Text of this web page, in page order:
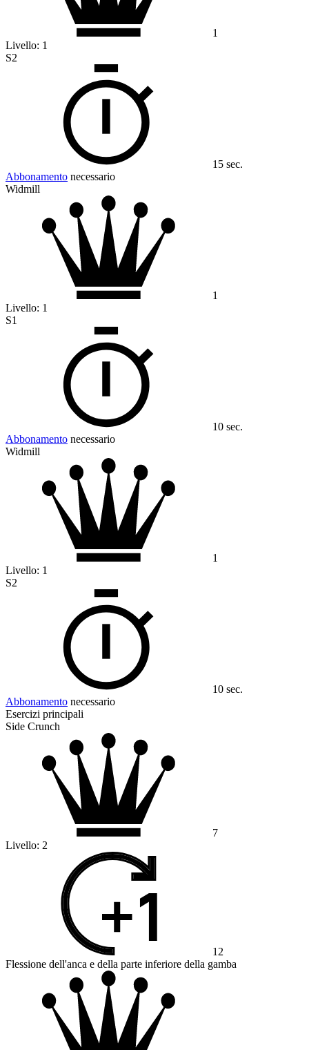
1
Livello: 1
S2
15 sec.
Abbonamento necessario
Widmill
1
Livello: 1
S1
10 sec.
Abbonamento necessario
Widmill
1
Livello: 1
S2
10 sec.
Abbonamento necessario
Esercizi principali
Side Crunch
7
Livello: 2
12
Flessione dell'anca e della parte inferiore della gamba